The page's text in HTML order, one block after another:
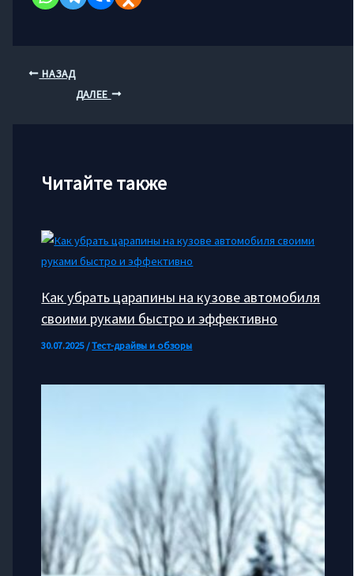
НАЗАД
ДАЛЕЕ
Читайте также
Как убрать царапины на кузове автомобиля
своими руками быстро и эффективно
30.07.2025/Тест-драйвы и обзоры